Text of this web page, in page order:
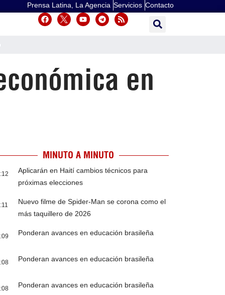
Prensa Latina, La Agencia Servicios Contacto
en
MINUTO A MINUTO
Aplicarán en Haití cambios técnicos para
próximas elecciones
Nuevo filme de Spider-Man se corona como el
más taquillero de 2026
Ponderan avances en educación brasileña
Ponderan avances en educación brasileña
Ponderan avances en educación brasileña